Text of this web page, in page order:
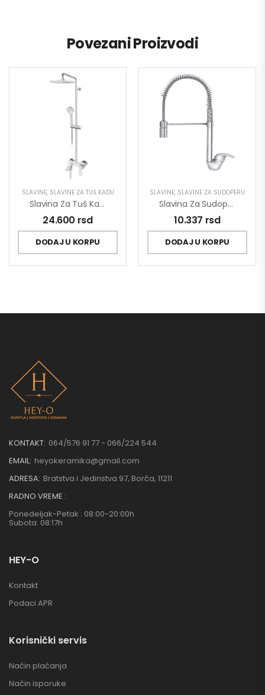
Povezani Proizvodi
SLAVINE, SLAVINE ZA TUŠ KADU
Slavina Za Tuš Kadu Sa Usponskim Tušem Stolz 137352
24.600 rsd
DODAJ U KORPU
SLAVINE, SLAVINE ZA SUDOPERU
Slavina Za Sudoperu Poluprofesionalna King J388003
10.337 rsd
DODAJ U KORPU
KONTAKT: 064/576 91 77 - 066/224 544
EMAIL: heyokeramika@gmail.com
ADRESA: Bratstva i Jedinstva 97, Borča, 11211
RADNO VREME :
Ponedeljak-Petak : 08:00-20:00h
Subota: 08:17h
HEY-O
Kontakt
Podaci APR
Korisnički servis
Način plaćanja
Način isporuke